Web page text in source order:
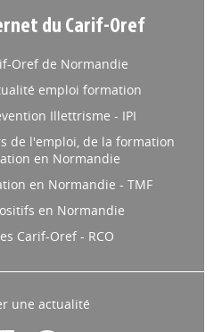
du Carif-Oref
Oref de Normandie
emploi formation
Illettrisme - IPI
de l'emploi, de la formation
en Normandie
en Normandie - TMF
en Normandie
Carif-Oref - RCO
une actualité